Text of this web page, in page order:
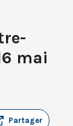
mai
Partager